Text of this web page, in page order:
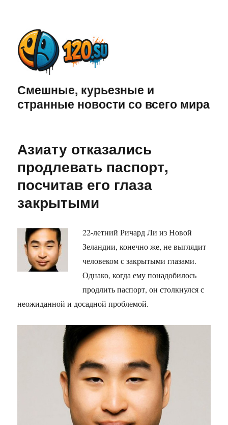
Смешные, курьезные и
странные новости со всего мира
Азиату отказались
продлевать паспорт,
посчитав его глаза
закрытыми
22-летний Ричард Ли из Новой
Зеландии, конечно же, не выглядит
человеком с закрытыми глазами.
Однако, когда ему понадобилось
продлить паспорт, он столкнулся с
неожиданной и досадной проблемой.